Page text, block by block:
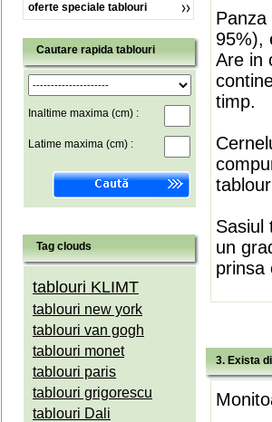
oferte speciale tablouri
Cautare rapida tablouri
Inaltime maxima (cm) :
Latime maxima (cm) :
Tag clouds
tablouri KLIMT
tablouri new york
tablouri van gogh
tablouri monet
tablouri paris
tablouri grigorescu
tablouri Dali
95%),
Are in
timp.
Sasiul
un
prinsa
3. Exista